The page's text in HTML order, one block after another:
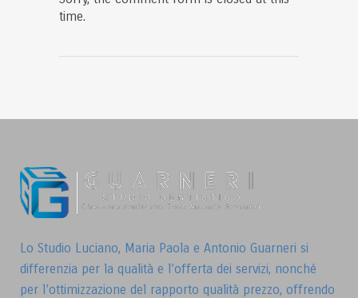
time.
Lo Studio Luciano, Maria Paola e Antonio Guarneri si
differenzia per la qualità e l’offerta dei servizi, nonché
per l’ottimizzazione del rapporto qualità prezzo, offrendo